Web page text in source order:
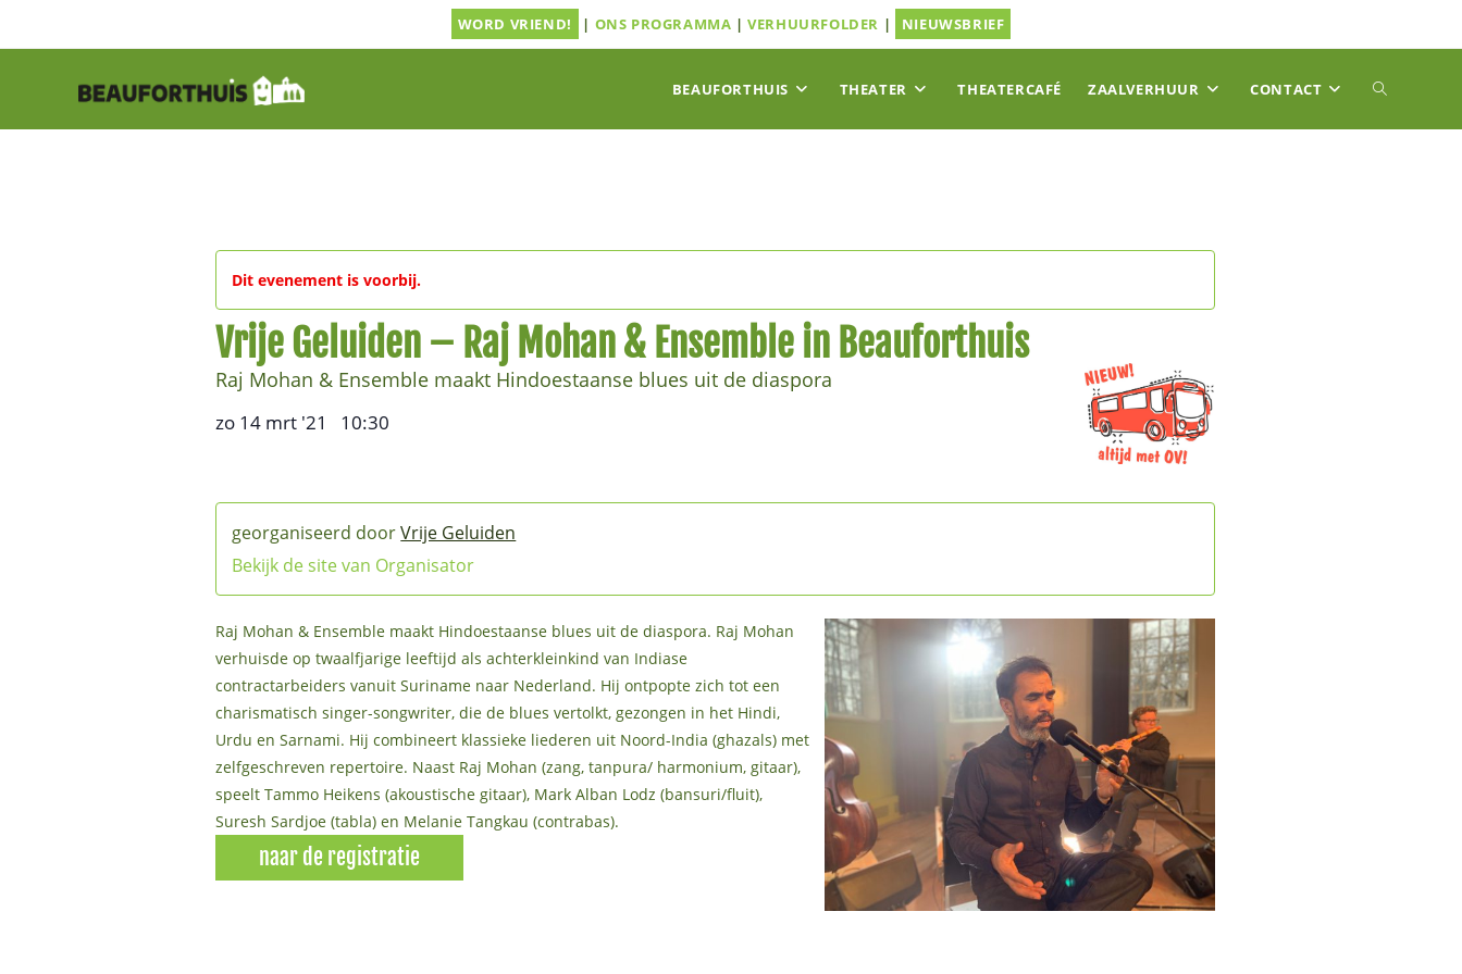
WORD VRIEND! | ONS PROGRAMMA |VERHUURFOLDER | NIEUWSBRIEF
BEAUFORTHUIS THEATER THEATERCAFÉ ZAALVERHUUR CONTACT TOGGLE
Dit evenement is voorbij.
Vrije Geluiden – Raj Mohan & Ensemble in Beauforthuis
Raj Mohan & Ensemble maakt Hindoestaanse blues uit de diaspora
zo 14 mrt '21 10:30
Vrije Geluiden
Bekijk de site van Organisator
Raj Mohan & Ensemble maakt Hindoestaanse blues uit de diaspora. Raj Mohan
verhuisde op twaalfjarige leeftijd als achterkleinkind van Indiase
contractarbeiders vanuit Suriname naar Nederland. Hij ontpopte zich tot een
charismatisch singer-songwriter, die de blues vertolkt, gezongen in het Hindi,
Urdu en Sarnami. Hij combineert klassieke liederen uit Noord-India (ghazals) met
zelfgeschreven repertoire. Naast Raj Mohan (zang, tanpura/ harmonium, gitaar),
speelt Tammo Heikens (akoustische gitaar), Mark Alban Lodz (bansuri/fluit),
Suresh Sardjoe (tabla) en Melanie Tangkau (contrabas).
naar de registratie